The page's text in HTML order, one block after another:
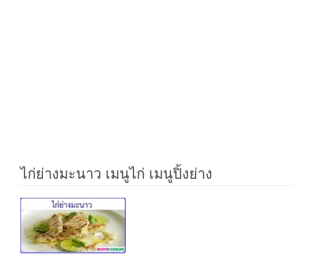
ไก่ย่างมะนาว เมนูไก่ เมนูปิ้งย่าง